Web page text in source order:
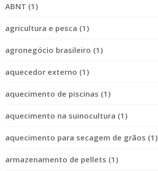
ABNT (1)
agricultura e pesca (1)
agronegócio brasileiro (1)
aquecedor externo (1)
aquecimento de piscinas (1)
aquecimento na suinocultura (1)
aquecimento para secagem de grãos (1)
armazenamento de pellets (1)